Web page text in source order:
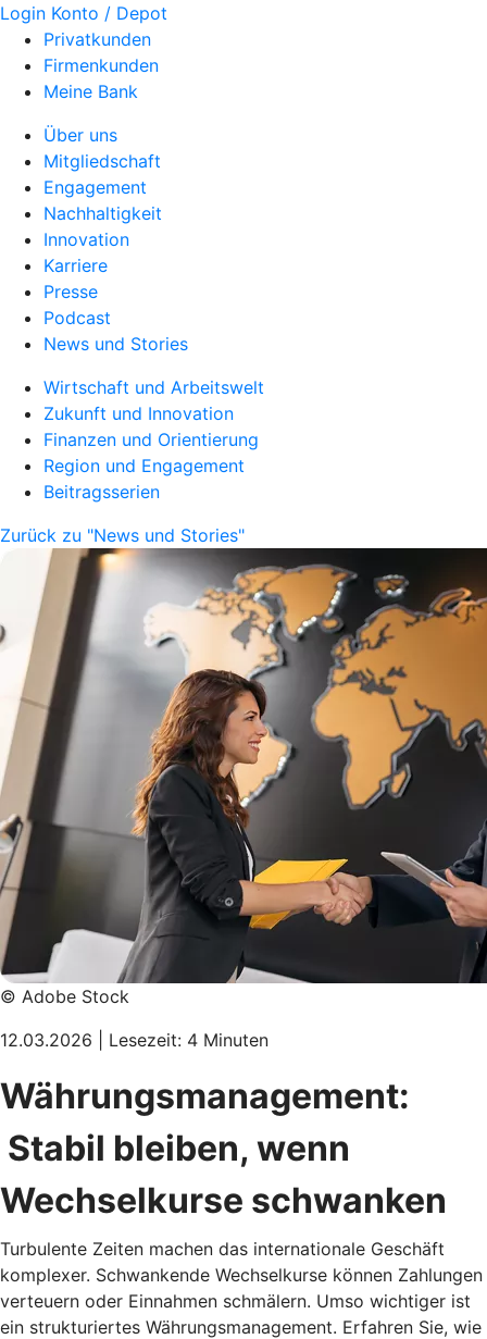
Login Konto / Depot
Privatkunden
Firmenkunden
Meine Bank
Über uns
Mitgliedschaft
Engagement
Nachhaltigkeit
Innovation
Karriere
Presse
Podcast
News und Stories
Wirtschaft und Arbeitswelt
Zukunft und Innovation
Finanzen und Orientierung
Region und Engagement
Beitragsserien
Zurück zu "News und Stories"
© Adobe Stock
12.03.2026 | Lesezeit: 4 Minuten
Währungsmanagement:
Stabil bleiben, wenn
Wechselkurse schwanken
Turbulente Zeiten machen das internationale Geschäft
komplexer. Schwankende Wechselkurse können Zahlungen
verteuern oder Einnahmen schmälern. Umso wichtiger ist
ein strukturiertes Währungsmanagement. Erfahren Sie, wie